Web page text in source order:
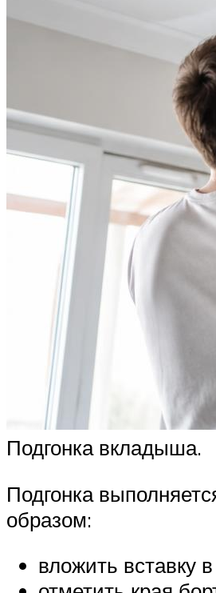
Подгонка вкладыша.
Подгонка
образом:
вложить вставку